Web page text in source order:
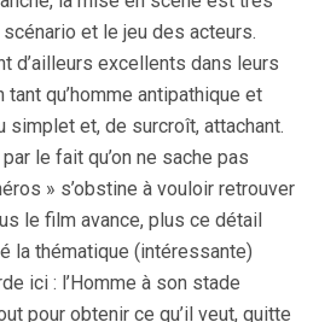
et le jeu des acteurs.
d’ailleurs excellents dans leurs
qu’homme antipathique et
simplet et, de surcroît, attachant.
le fait qu’on ne sache pas
» s’obstine à vouloir retrouver
le film avance, plus ce détail
la thématique (intéressante)
ici : l’Homme à son stade
pour obtenir ce qu’il veut, quitte